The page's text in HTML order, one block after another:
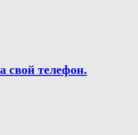
свой телефон.